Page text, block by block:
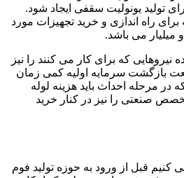
تولید یونولیت سقفی ایجاد شود.
راه اندازی و خرید تجهیزات مورد
میلیار می باشد.
نیروهایی که برای کار می کنند را نیز
بازگشت سرمایه اولیه کمی زمان
مرحله احداث باید هزینه لوله
صنعتی را نیز در کنار خرید
کنیم قبل از ورود به حوزه تولید فوم